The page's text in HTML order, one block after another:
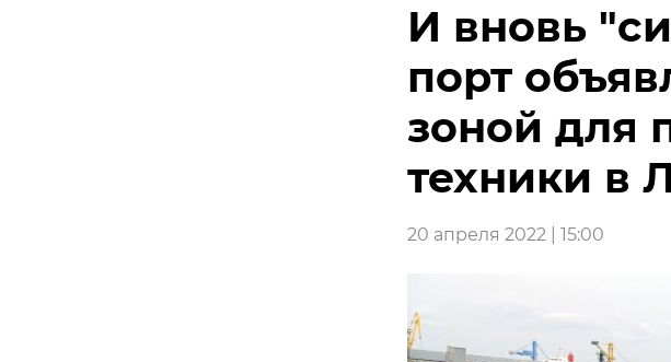
И вновь
порт
зоной для
техники в
20 апреля 2022 | 15:00